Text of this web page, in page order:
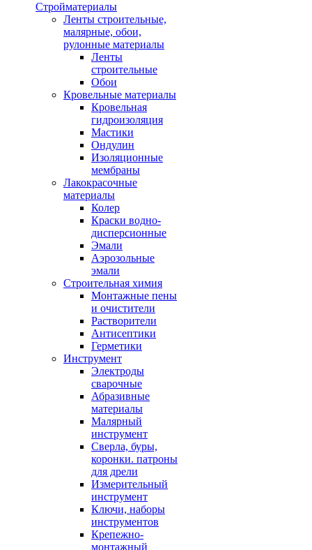
Стройматериалы
Ленты строительные,
малярные, обои,
рулонные материалы
Ленты
строительные
Обои
Кровельные материалы
Кровельная
гидроизоляция
Мастики
Ондулин
Изоляционные
мембраны
Лакокрасочные
материалы
Колер
Краски водно-
дисперсионные
Эмали
Аэрозольные
эмали
Строительная химия
Монтажные пены
и очистители
Растворители
Антисептики
Герметики
Инструмент
Электроды
сварочные
Абразивные
материалы
Малярный
инструмент
Сверла, буры,
коронки. патроны
для дрели
Измерительный
инструмент
Ключи, наборы
инструментов
Крепежно-
монтажный